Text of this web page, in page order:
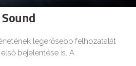
legerősebb felhozatalát
bejelentése is. A